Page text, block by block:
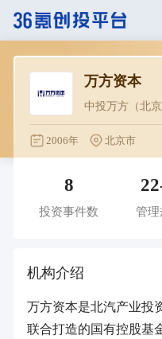
万方资本
中投万方（北
2006年 北京市
8
投资事件数 管理
机构介绍
万方资本是北汽产业投
联合打造的国有控股基